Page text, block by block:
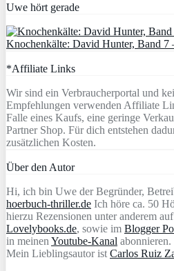
Uwe hört gerade
Knochenkälte: David Hunter, Band 7
*Affiliate Links
Wir sind ein Verbraucherportal und
Empfehlungen verwenden Affiliate
Falle eines Kaufs, eine geringe
Partner Shop. Für dich entstehen
zusätzlichen Kosten.
Über den Autor
Hi, ich bin Uwe der Begründer,
hoerbuch-thriller.de Ich höre ca. 50
hierzu Rezensionen unter anderem auf
Lovelybooks.de, sowie im Blogger
in meinen Youtube-Kanal abonnieren.
Mein Lieblingsautor ist Carlos Ruiz